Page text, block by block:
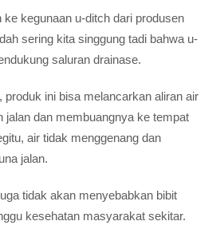
ke kegunaan u-ditch dari produsen
sering kita singgung tadi bahwa u-
saluran drainase.
produk ini bisa melancarkan aliran air
jalan dan membuangnya ke tempat
air tidak menggenang dan
jalan.
tidak akan menyebabkan bibit
kesehatan masyarakat sekitar.